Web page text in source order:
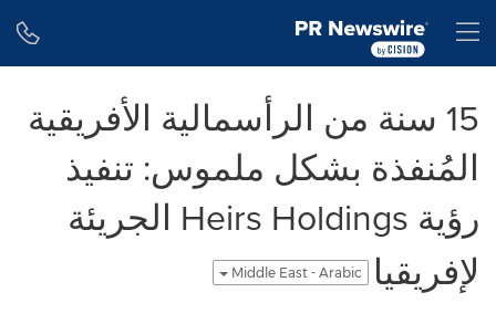
15 سنة من الرأسمالية الأفريقية
المُنفذة بشكل ملموس: تنفيذ
رؤية Heirs Holdings الجريئة
لإفريقيا
Middle East - Arabic